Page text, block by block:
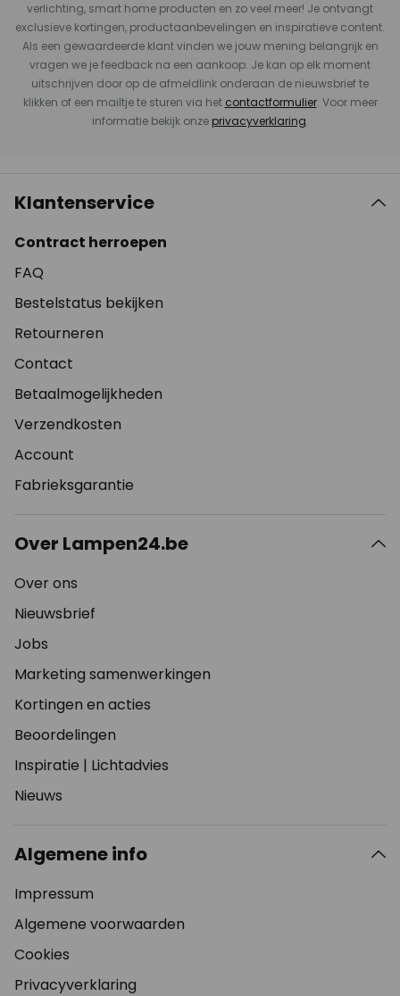
verlichting, smart home producten en zo veel meer! Je ontvangt
exclusieve kortingen, productaanbevelingen en inspiratieve content.
Als een gewaardeerde klant vinden we jouw mening belangrijk en
vragen we je feedback na een aankoop. Je kan op elk moment
uitschrijven door op de afmeldlink onderaan de nieuwsbrief te
klikken of een mailtje te sturen via het contactformulier. Voor meer
informatie bekijk onze privacyverklaring.
Klantenservice
Contract herroepen
FAQ
Bestelstatus bekijken
Retourneren
Contact
Betaalmogelijkheden
Verzendkosten
Account
Fabrieksgarantie
Over Lampen24.be
Over ons
Nieuwsbrief
Jobs
Marketing samenwerkingen
Kortingen en acties
Beoordelingen
Inspiratie | Lichtadvies
Nieuws
Algemene info
Impressum
Algemene voorwaarden
Cookies
Privacyverklaring